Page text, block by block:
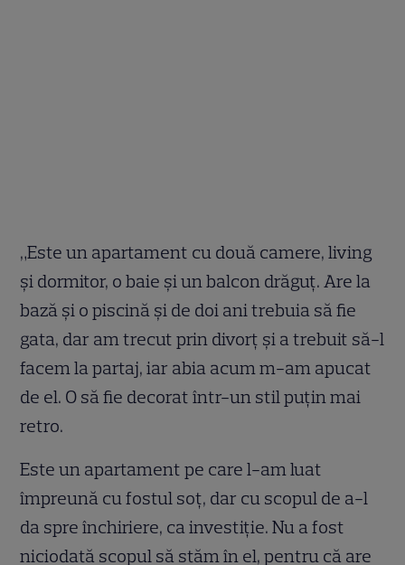
„Este un apartament cu două camere, living
și dormitor, o baie și un balcon drăguț. Are la
bază și o piscină și de doi ani trebuia să fie
gata, dar am trecut prin divorț și a trebuit să-l
facem la partaj, iar abia acum m-am apucat
de el. O să fie decorat într-un stil puțin mai
retro.
Este un apartament pe care l-am luat
împreună cu fostul soț, dar cu scopul de a-l
da spre închiriere, ca investiție. Nu a fost
niciodată scopul să stăm în el, pentru că are